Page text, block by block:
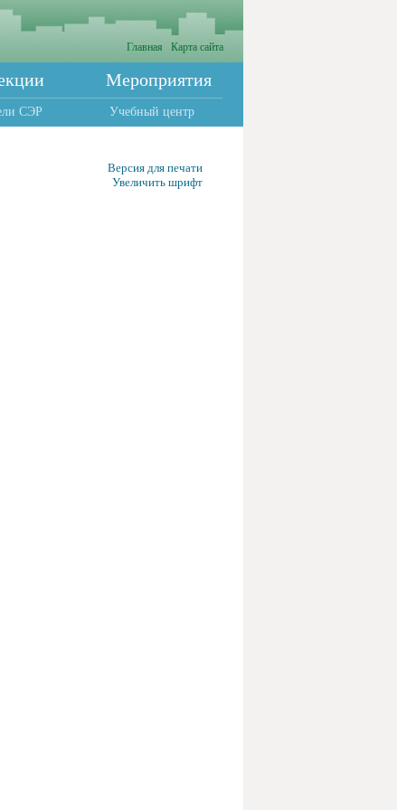
Главная Карта сайта
Мероприятия
СЭР Учебный центр
Версия для печати
Увеличить шрифт